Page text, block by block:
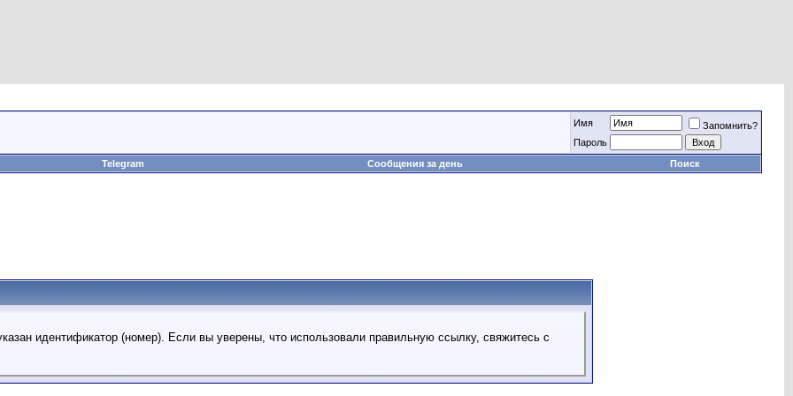
Имя
Запомнить?
Пароль
Telegram
Сообщения за день Поиск
идентификатор (номер). Если вы уверены, что использовали правильную ссылку, свяжитесь с